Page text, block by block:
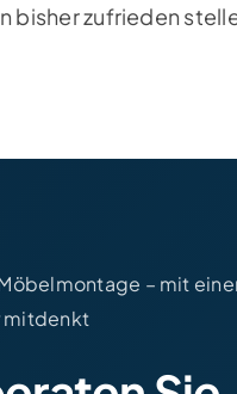
bisher zufrieden
– mit
mitdenkt